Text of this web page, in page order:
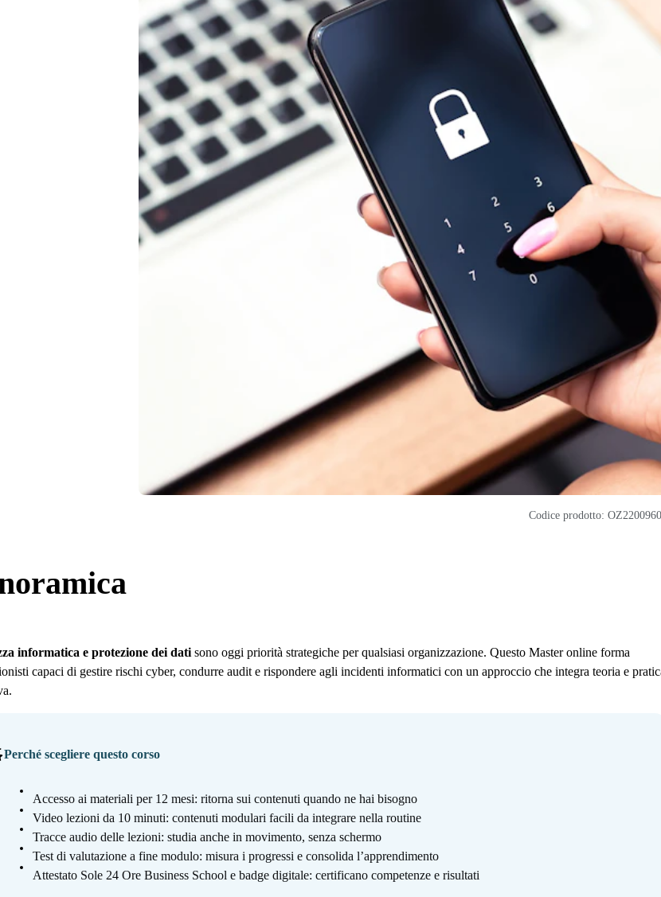
Codice prodotto:
informatica e protezione dei datisono oggi priorità strategiche per qualsiasi organizzazione. Questo Master online forma
capaci di gestire rischi cyber, condurre audit e rispondere agli incidenti informatici con un approccio che integra teoria e
Perché scegliere questo corso
Accesso ai materiali per 12 mesi: ritorna sui contenuti quando ne hai bisogno
Video lezioni da 10 minuti: contenuti modulari facili da integrare nella routine
Tracce audio delle lezioni: studia anche in movimento, senza schermo
Test di valutazione a fine modulo: misura i progressi e consolida l’apprendimento
Attestato Sole 24 Ore Business School e badge digitale: certificano competenze e risultati